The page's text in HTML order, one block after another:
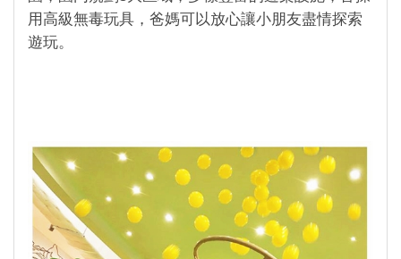
用高級無毒玩具，爸媽可以放心讓小朋友盡情探索
遊玩。